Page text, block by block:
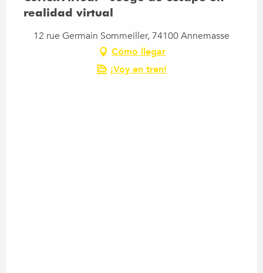
realidad virtual
12 rue Germain Sommeiller, 74100 Annemasse
Cómo llegar
¡Voy en tren!